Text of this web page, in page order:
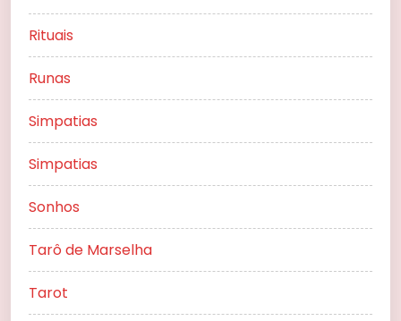
Rituais
Runas
Simpatias
Simpatias
Sonhos
Tarô de Marselha
Tarot